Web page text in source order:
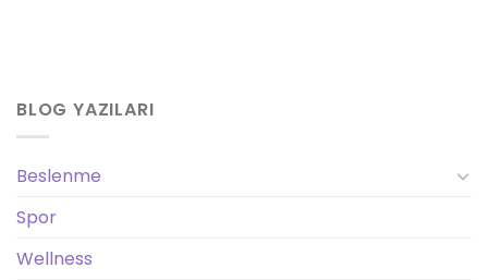
BLOG YAZILARI
Beslenme
Spor
Wellness